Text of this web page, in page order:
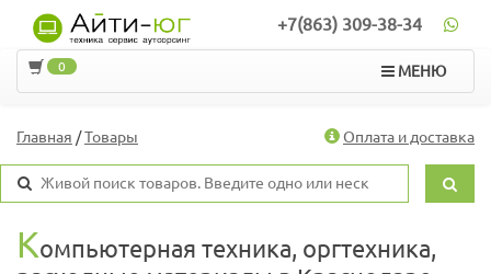
+7(863) 309-38-34
МЕНЮ
0
Главная /Товары Оплата и доставка
Компьютерная техника, оргтехника,